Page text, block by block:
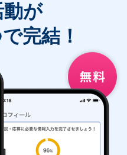
が
完結！